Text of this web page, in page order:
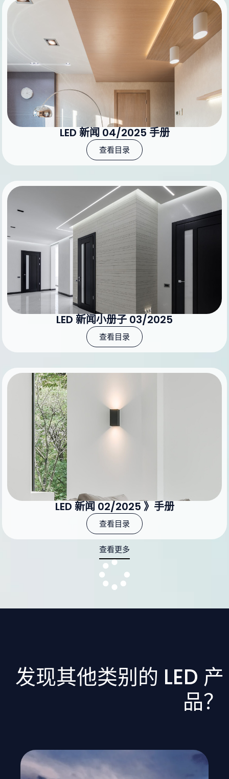
LED 新闻 04/2025 手册
查看目录
LED 新闻小册子 03/2025
查看目录
LED 新闻 02/2025 》手册
查看目录
查看更多
发现其他类别的 LED 产
品？